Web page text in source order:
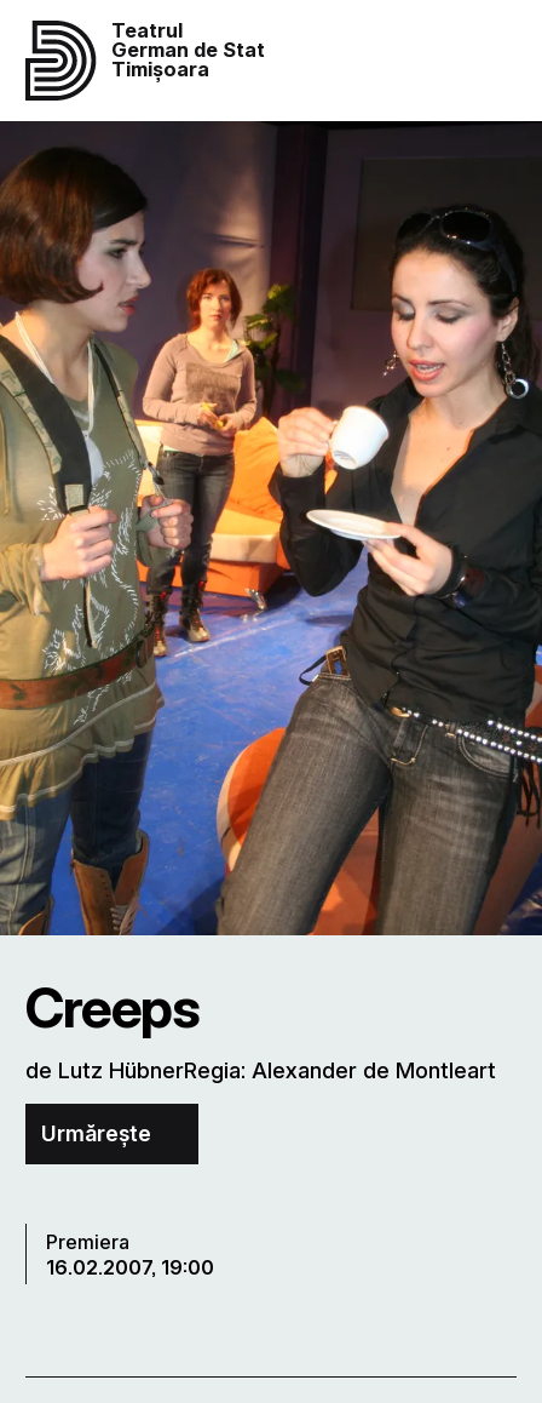
Teatrul
German de Stat
Timișoara
Creeps
de Lutz HübnerRegia: Alexander de Montleart
Urmărește
Premiera
16.02.2007, 19:00